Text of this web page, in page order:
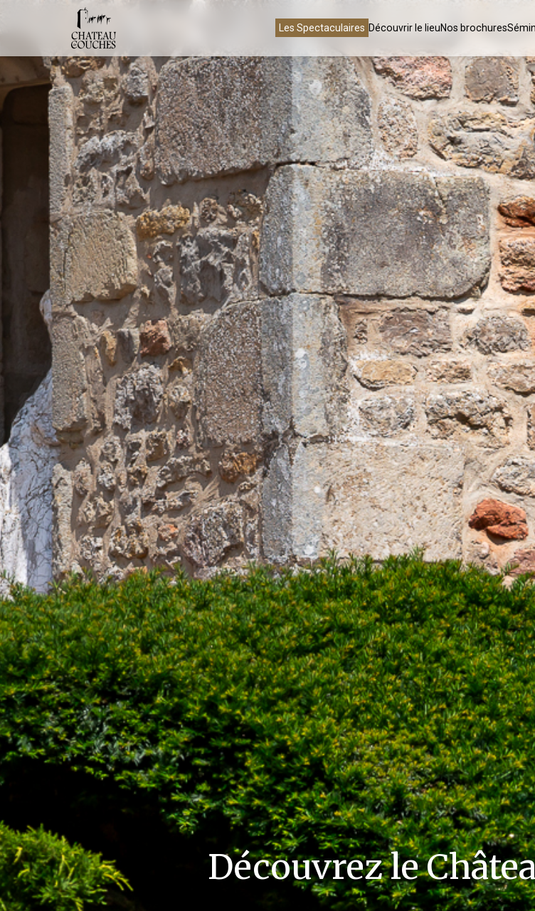
Les Spectaculaires Découvrir le lieuNos brochures
Découvrez le